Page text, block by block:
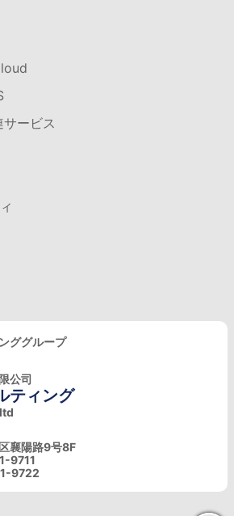
ービス
ググループ
公司
ティング
襄陽路9号8F
9711
9722